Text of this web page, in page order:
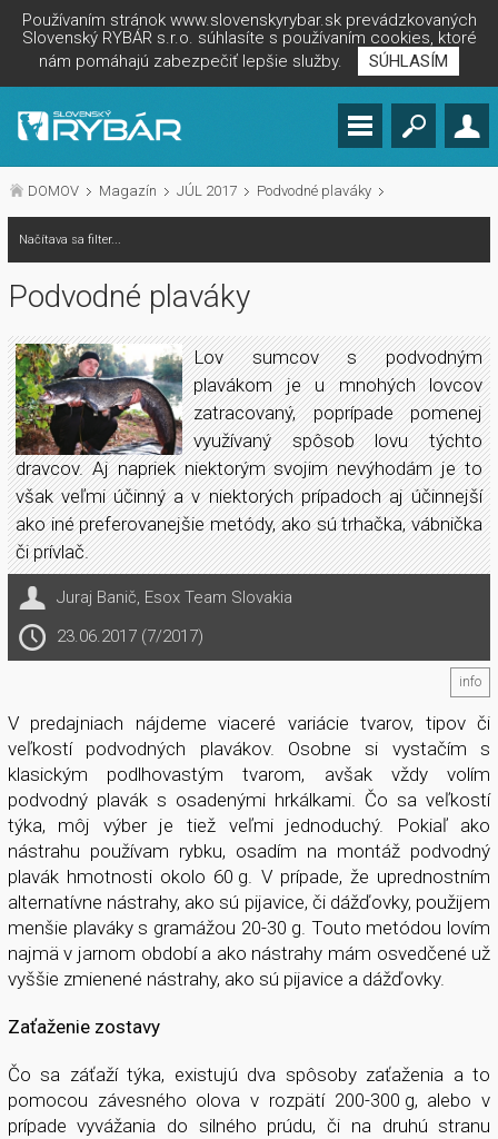
Používaním stránok www.slovenskyrybar.sk prevádzkovaných
Slovenský RYBÁR s.r.o. súhlasíte s používaním cookies, ktoré
nám pomáhajú zabezpečiť lepšie služby.
SÚHLASÍM
DOMOV Magazín JÚL 2017 Podvodné plaváky
Načítava sa filter...
Podvodné plaváky
Lov sumcov s podvodným
plavákom je u mnohých lovcov
zatracovaný, poprípade pomenej
využívaný spôsob lovu týchto
dravcov. Aj napriek niektorým svojim nevýhodám je to
však veľmi účinný a v niektorých prípadoch aj účinnejší
ako iné preferovanejšie metódy, ako sú trhačka, vábnička
či prívlač.
Juraj Banič, Esox Team Slovakia
23.06.2017 (7/2017)
info
V predajniach nájdeme viaceré variácie tvarov, tipov či
veľkostí podvodných plavákov. Osobne si vystačím s
klasickým podlhovastým tvarom, avšak vždy volím
podvodný plavák s osadenými hrkálkami. Čo sa veľkostí
týka, môj výber je tiež veľmi jednoduchý. Pokiaľ ako
nástrahu používam rybku, osadím na montáž podvodný
plavák hmotnosti okolo 60 g. V prípade, že uprednostním
alternatívne nástrahy, ako sú pijavice, či dážďovky, použijem
menšie plaváky s gramážou 20-30 g. Touto metódou lovím
najmä v jarnom období a ako nástrahy mám osvedčené už
vyššie zmienené nástrahy, ako sú pijavice a dážďovky.
Zaťaženie zostavy
Čo sa záťaží týka, existujú dva spôsoby zaťaženia a to
pomocou závesného olova v rozpätí 200-300 g, alebo v
prípade vyvážania do silného prúdu, či na druhú stranu